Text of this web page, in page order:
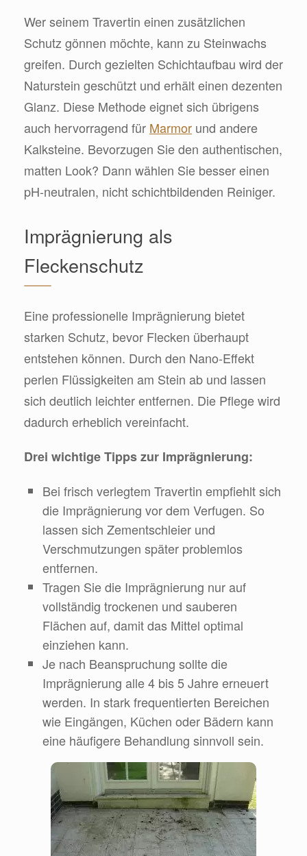
Wer seinem Travertin einen zusätzlichen
Schutz gönnen möchte, kann zu Steinwachs
greifen. Durch gezielten Schichtaufbau wird der
Naturstein geschützt und erhält einen dezenten
Glanz. Diese Methode eignet sich übrigens
auch hervorragend für Marmor und andere
Kalksteine. Bevorzugen Sie den authentischen,
matten Look? Dann wählen Sie besser einen
pH-neutralen, nicht schichtbildenden Reiniger.
Imprägnierung als
Fleckenschutz
Eine professionelle Imprägnierung bietet
starken Schutz, bevor Flecken überhaupt
entstehen können. Durch den Nano-Effekt
perlen Flüssigkeiten am Stein ab und lassen
sich deutlich leichter entfernen. Die Pflege wird
dadurch erheblich vereinfacht.
Drei wichtige Tipps zur Imprägnierung:
Bei frisch verlegtem Travertin empfiehlt sich
die Imprägnierung vor dem Verfugen. So
lassen sich Zementschleier und
Verschmutzungen später problemlos
entfernen.
Tragen Sie die Imprägnierung nur auf
vollständig trockenen und sauberen
Flächen auf, damit das Mittel optimal
einziehen kann.
Je nach Beanspruchung sollte die
Imprägnierung alle 4 bis 5 Jahre erneuert
werden. In stark frequentierten Bereichen
wie Eingängen, Küchen oder Bädern kann
eine häufigere Behandlung sinnvoll sein.